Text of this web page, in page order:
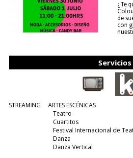
¿Te
de
con
Servicios
STREAMING
ARTES ESCÉNICAS
Teatro
Cuartitos
Festival Internacional de
Danza
Danza Vertical